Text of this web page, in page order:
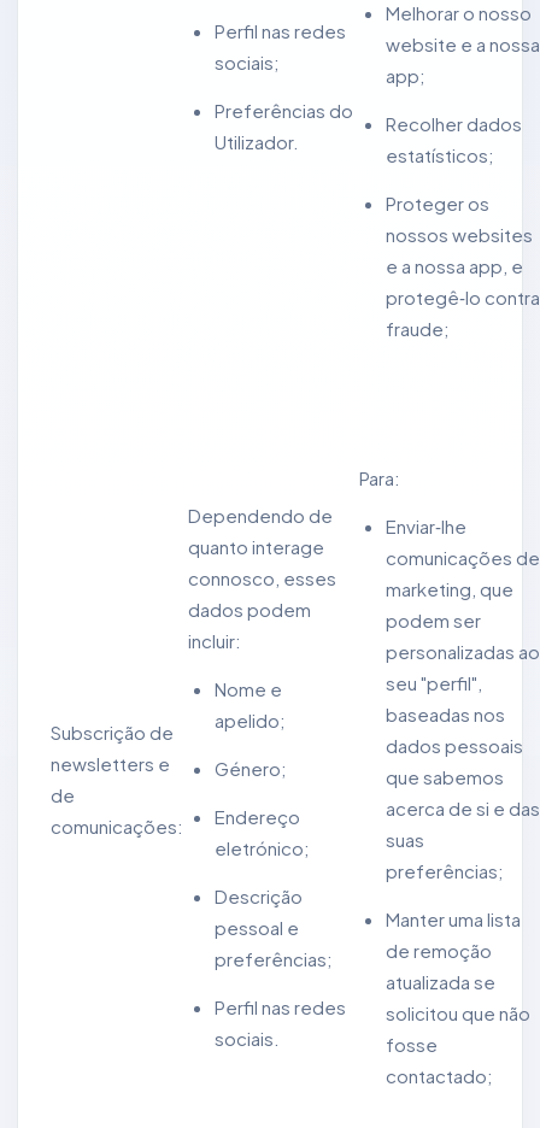
Perfil nas redes
sociais;
Preferências do
Utilizador.
Melhorar o nosso
website e a nossa
app;
Recolher dados
estatísticos;
Proteger os
nossos websites
e a nossa app, e
protegê‑lo contra
fraude;
Subscrição de
newsletters e
de
comunicações:
Dependendo de
quanto interage
connosco, esses
dados podem
incluir:
Nome e
apelido;
Género;
Endereço
eletrónico;
Descrição
pessoal e
preferências;
Perfil nas redes
sociais.
Para:
Enviar‑lhe
comunicações de
marketing, que
podem ser
personalizadas ao
seu "perfil",
baseadas nos
dados pessoais
que sabemos
acerca de si e das
suas
preferências;
Manter uma lista
de remoção
atualizada se
solicitou que não
fosse
contactado;